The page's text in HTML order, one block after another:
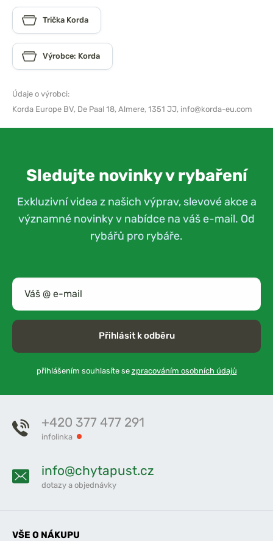
Trička Korda
Výrobce: Korda
Údaje o výrobci:
Korda Europe BV, De Paal 18, Almere, 1351 JJ, info@korda-eu.com
Sledujte novinky v rybaření
Exkluzivní videa z našich výprav, slevové akce a
významné novinky v nabídce na váš e-mail. Od
rybářů pro rybáře.
Přihlásit k odběru
přihlášením souhlasíte se zpracováním osobních údajů
+420 377 477 291
infolinka
info@chytapust.cz
dotazy a objednávky
VŠE O NÁKUPU